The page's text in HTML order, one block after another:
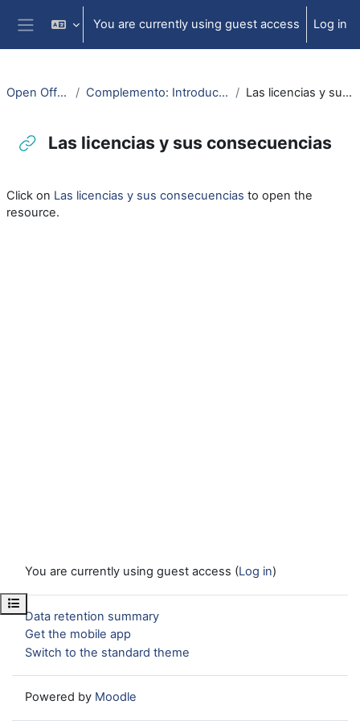
Skip to main content
Side panel
You are currently using guest access Log in
Open course index
Open Office: Writer Complemento: Introducción al Software Libre Las licencias y sus consecuencias
Las licencias y sus consecuencias
Click on Las licencias y sus consecuencias to open the
resource.
You are currently using guest access (Log in)
Data retention summary
Get the mobile app
Switch to the standard theme
Powered by Moodle